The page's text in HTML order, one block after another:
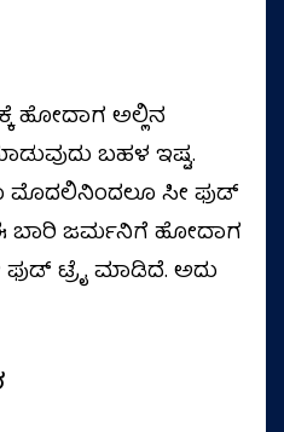
ಹೋದಾಗ ಅಲ್ಲಿನ
ಬಹಳ ಇಷ್ಟ.
ಸೀ ಫುಡ್‌
ಈ ಬಾರಿ ಜರ್ಮನಿಗೆ ಹೋದಾಗ
ಟ್ರೈ ಮಾಡಿದೆ. ಅದು